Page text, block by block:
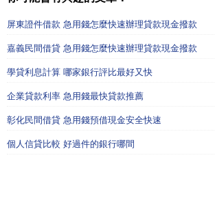
屏東證件借款 急用錢怎麼快速辦理貸款現金撥款
嘉義民間借貸 急用錢怎麼快速辦理貸款現金撥款
學貸利息計算 哪家銀行評比最好又快
企業貸款利率 急用錢最快貸款推薦
彰化民間借貸 急用錢預借現金安全快速
個人信貸比較 好過件的銀行哪間